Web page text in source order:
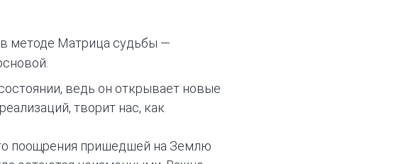
методе Матрица судьбы —
ведь он открывает новые
творит нас, как
поощрения пришедшей на Землю